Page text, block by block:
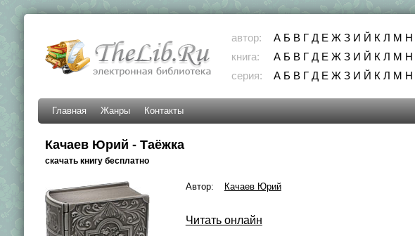
автор: А Б В Г Д Е Ж З И Й К Л М Н
книга:
А Б В Г Д Е Ж З И Й К Л М Н
серия:
А Б В Г Д Е Ж З И Й К Л М Н
Главная Жанры Контакты
Качаев Юрий - Таёжка
скачать книгу бесплатно
Автор: Качаев Юрий
Читать онлайн